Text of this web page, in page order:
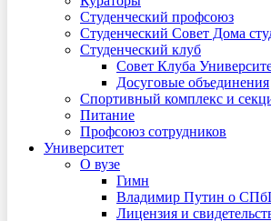
Студенческий профсоюз
Студенческий Совет Дома
Студенческий клуб
Совет Клуба
Досуговые объединения
Спортивный комплекс и
Питание
Профсоюз сотрудников
Университет
О вузе
Гимн
Владимир Путин о
Лицензия и